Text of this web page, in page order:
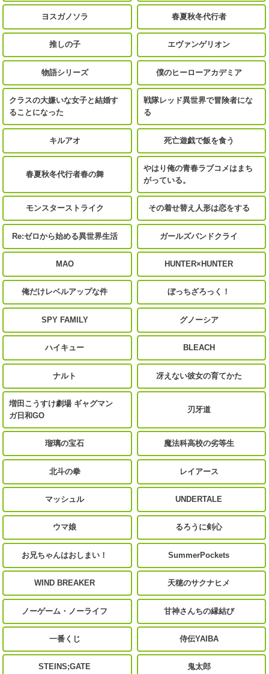
ヨスガノソラ 春夏秋冬代行者
推しの子 エヴァンゲリオン
物語シリーズ 僕のヒーローアカデミア
クラスの大嫌いな女子と結婚す
ることになった
戦隊レッド異世界で冒険者にな
る
キルアオ 死亡遊戯で飯を食う
春夏秋冬代行者春の舞
やはり俺の青春ラブコメはまち
がっている。
モンスターストライク その着せ替え人形は恋をする
Re:ゼロから始める異世界生活 ガールズバンドクライ
MAO HUNTER×HUNTER
俺だけレベルアップな件 ぼっちざろっく！
SPY FAMILY グノーシア
ハイキュー BLEACH
ナルト 冴えない彼女の育てかた
増田こうすけ劇場 ギャグマン
ガ日和GO
刃牙道
瑠璃の宝石 魔法科高校の劣等生
北斗の拳 レイアース
マッシュル UNDERTALE
ウマ娘 るろうに剣心
お兄ちゃんはおしまい！ SummerPockets
WIND BREAKER 天穂のサクナヒメ
ノーゲーム・ノーライフ 甘神さんちの縁結び
一番くじ 侍伝YAIBA
STEINS;GATE 鬼太郎